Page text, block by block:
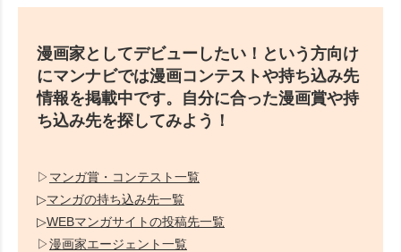
漫画家としてデビューしたい！という方向け
にマンナビでは漫画コンテストや持ち込み先
情報を掲載中です。自分に合った漫画賞や持
ち込み先を探してみよう！
▷ マンガ賞・コンテスト一覧
▷マンガの持ち込み先一覧
▷WEBマンガサイトの投稿先一覧
▷漫画家エージェント一覧